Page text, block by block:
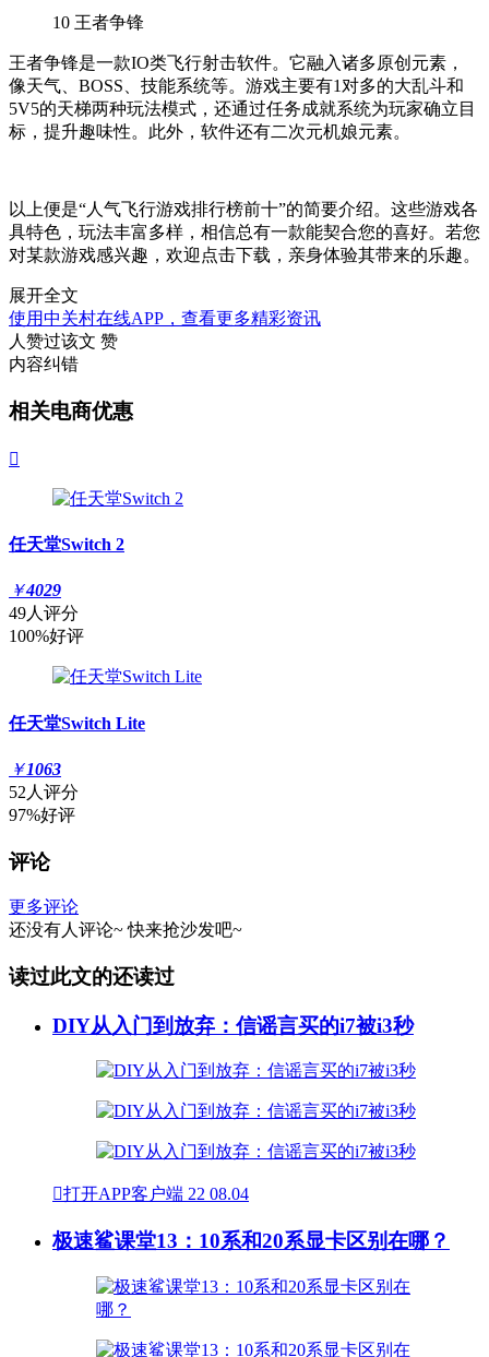
10 王者争锋
王者争锋是一款IO类飞行射击软件。它融入诸多原创元素，
像天气、BOSS、技能系统等。游戏主要有1对多的大乱斗和
5V5的天梯两种玩法模式，还通过任务成就系统为玩家确立目
标，提升趣味性。此外，软件还有二次元机娘元素。
以上便是“人气飞行游戏排行榜前十”的简要介绍。这些游戏各
具特色，玩法丰富多样，相信总有一款能契合您的喜好。若您
对某款游戏感兴趣，欢迎点击下载，亲身体验其带来的乐趣。
展开全文
使用中关村在线APP，查看更多精彩资讯
人赞过该文 赞
内容纠错
相关电商优惠

任天堂Switch 2
￥4029
49人评分
100%好评
任天堂Switch Lite
￥1063
52人评分
97%好评
评论
更多评论
还没有人评论~ 快来抢沙发吧~
读过此文的还读过
DIY从入门到放弃：信谣言买的i7被i3秒
打开APP客户端 22 08.04
极速鲨课堂13：10系和20系显卡区别在哪？